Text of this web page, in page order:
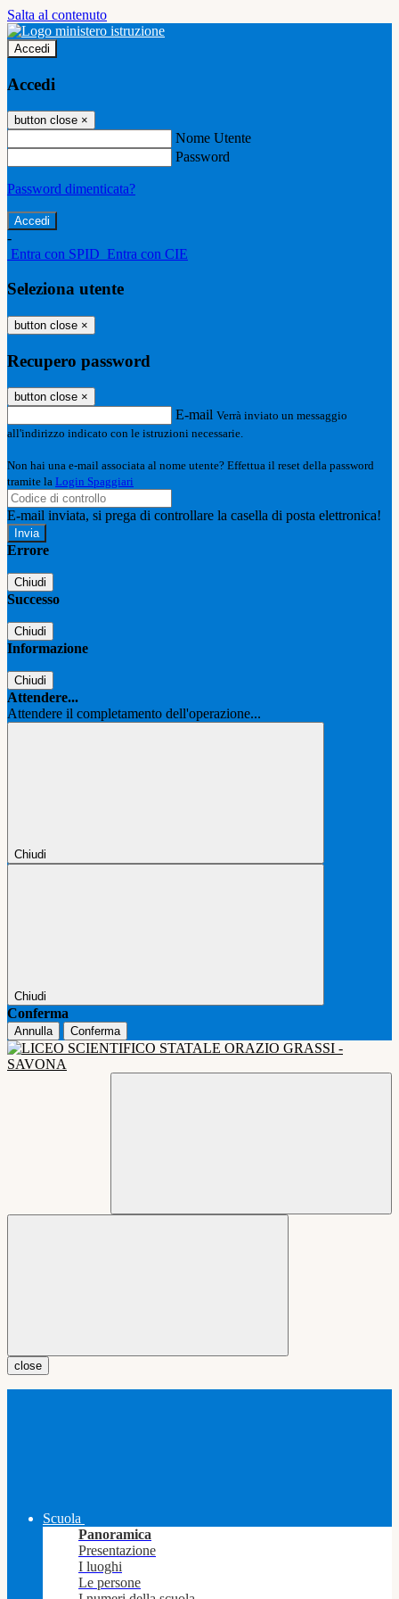
Salta al contenuto
Accedi
Accedi
button close ×
Nome Utente
Password
Password dimenticata?
-
Entra con SPID Entra con CIE
Seleziona utente
button close ×
Recupero password
button close ×
E-mail Verrà inviato un messaggio
all'indirizzo indicato con le istruzioni necessarie.
Non hai una e-mail associata al nome utente? Effettua il reset della password
tramite la Login Spaggiari
E-mail inviata, si prega di controllare la casella di posta elettronica!
Errore
Chiudi
Successo
Chiudi
Informazione
Chiudi
Attendere...
Attendere il completamento dell'operazione...
Chiudi
Chiudi
Conferma
Annulla Conferma
close
Scuola
Panoramica
Presentazione
I luoghi
Le persone